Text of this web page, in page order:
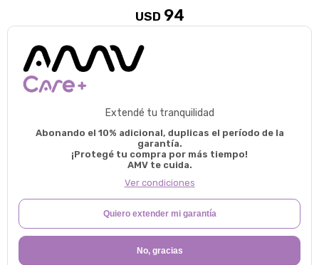
USD 94
Extendé tu tranquilidad
Abonando el 10% adicional, duplicas el período de la
garantía.
¡Protegé tu compra por más tiempo!
AMV te cuida.
Ver condiciones
Quiero extender mi garantía
No, gracias